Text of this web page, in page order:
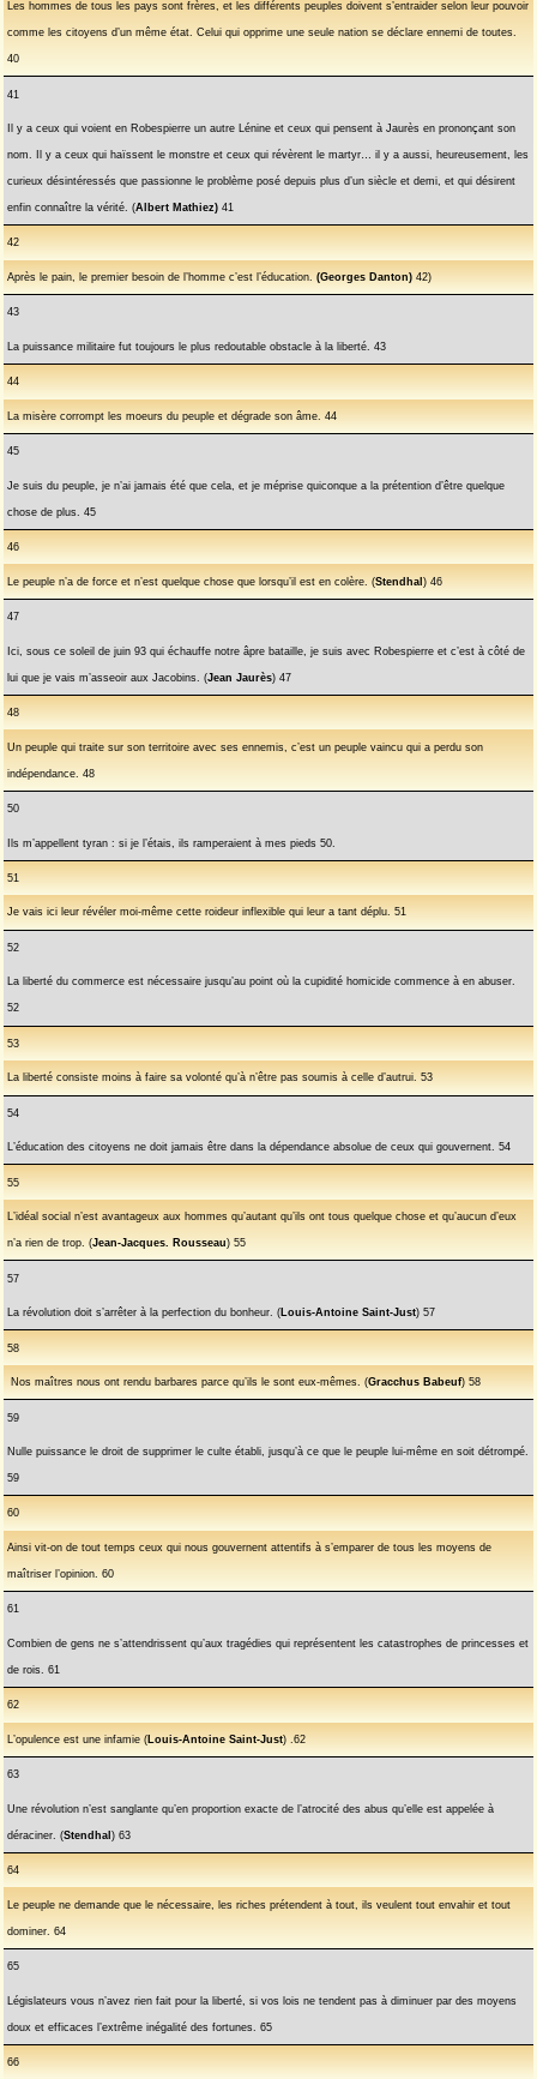
Les hommes de tous les pays sont frères, et les différents peuples doivent s’entraider selon leur pouvoir
comme les citoyens d’un même état. Celui qui opprime une seule nation se déclare ennemi de toutes.
40
41
Il y a ceux qui voient en Robespierre un autre Lénine et ceux qui pensent à Jaurès en prononçant son
nom. Il y a ceux qui haïssent le monstre et ceux qui révèrent le martyr… il y a aussi, heureusement, les
curieux désintéressés que passionne le problème posé depuis plus d’un siècle et demi, et qui désirent
enfin connaître la vérité. (Albert Mathiez) 41
42
Après le pain, le premier besoin de l’homme c’est l’éducation.(Georges Danton) 42)
43
La puissance militaire fut toujours le plus redoutable obstacle à la liberté. 43
44
La misère corrompt les moeurs du peuple et dégrade son âme. 44
45
Je suis du peuple, je n’ai jamais été que cela, et je méprise quiconque a la prétention d’être quelque
chose de plus. 45
46
Le peuple n’a de force et n’est quelque chose que lorsqu’il est en colère. (Stendhal) 46
47
Ici, sous ce soleil de juin 93 qui échauffe notre âpre bataille, je suis avec Robespierre et c’est à côté de
lui que je vais m’asseoir aux Jacobins. (Jean Jaurès) 47
48
Un peuple qui traite sur son territoire avec ses ennemis, c’est un peuple vaincu qui a perdu son
indépendance. 48
50
Ils m’appellent tyran : si je l’étais, ils ramperaient à mes pieds 50.
51
Je vais ici leur révéler moi-même cette roideur inflexible qui leur a tant déplu. 51
52
La liberté du commerce est nécessaire jusqu’au point où la cupidité homicide commence à en abuser.
52
53
La liberté consiste moins à faire sa volonté qu’à n’être pas soumis à celle d’autrui. 53
54
L’éducation des citoyens ne doit jamais être dans la dépendance absolue de ceux qui gouvernent. 54
55
L’idéal social n’est avantageux aux hommes qu’autant qu’ils ont tous quelque chose et qu’aucun d’eux
n’a rien de trop. (Jean-Jacques. Rousseau) 55
57
La révolution doit s’arrêter à la perfection du bonheur. ( Louis-Antoine Saint-Just) 57
58
Nos maîtres nous ont rendu barbares parce qu’ils le sont eux-mêmes. (Gracchus Babeuf) 58
59
Nulle puissance le droit de supprimer le culte établi, jusqu’à ce que le peuple lui-même en soit détrompé.
59
60
Ainsi vit-on de tout temps ceux qui nous gouvernent attentifs à s’emparer de tous les moyens de
maîtriser l’opinion. 60
61
Combien de gens ne s’attendrissent qu’aux tragédies qui représentent les catastrophes de princesses et
de rois. 61
62
L’opulence est une infamie ( Louis-Antoine Saint-Just) .62
63
Une révolution n’est sanglante qu’en proportion exacte de l’atrocité des abus qu’elle est appelée à
déraciner. (Stendhal) 63
64
Le peuple ne demande que le nécessaire, les riches prétendent à tout, ils veulent tout envahir et tout
dominer. 64
65
Législateurs vous n’avez rien fait pour la liberté, si vos lois ne tendent pas à diminuer par des moyens
doux et efficaces l’extrême inégalité des fortunes. 65
66